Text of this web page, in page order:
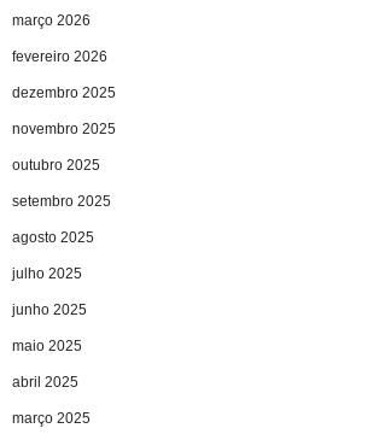
março 2026
fevereiro 2026
dezembro 2025
novembro 2025
outubro 2025
setembro 2025
agosto 2025
julho 2025
junho 2025
maio 2025
abril 2025
março 2025